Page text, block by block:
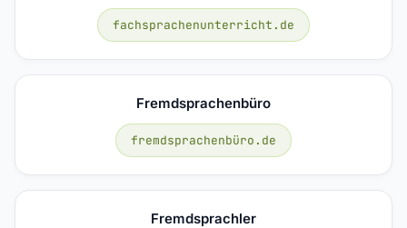
fachsprachenunterricht.de
Fremdsprachenbüro
fremdsprachenbüro.de
Fremdsprachler